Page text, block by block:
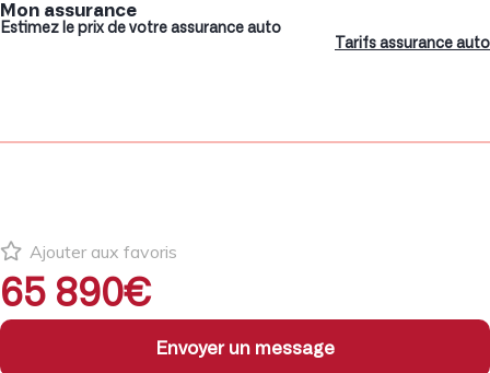
Mon assurance
Estimez le prix de votre assurance auto
Tarifs assurance auto
Ajouter aux favoris
65 890€
Envoyer un message